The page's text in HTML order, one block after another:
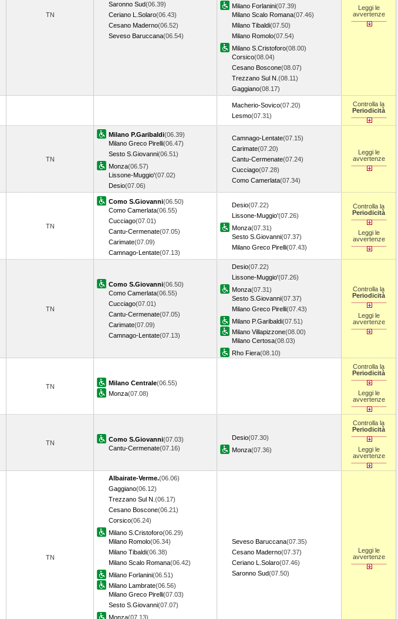
TN
Saronno Sud(06.39)
Ceriano L.Solaro(06.43)
Cesano Maderno(06.52)
Seveso Baruccana(06.54)
Milano Forlanini(07.39)
Milano Scalo Romana(07.46)
Milano Tibaldi(07.50)
Milano Romolo(07.54)
Milano S.Cristoforo(08.00)
Corsico(08.04)
Cesano Boscone(08.07)
Trezzano Sul N. (08.11)
Gaggiano(08.17)
Leggi le
avvertenze
Macherio-Sovico(07.20)
Lesmo(07.31)
Controlla la
Periodicità
TN
Milano P.Garibaldi(06.39)
Milano Greco Pirelli(06.47)
Sesto S.Giovanni(06.51)
Monza(06.57)
Lissone-Muggio'(07.02)
Desio(07.06)
Camnago-Lentate(07.15)
Carimate(07.20)
Cantu-Cermenate(07.24)
Cucciago(07.28)
Como Camerlata(07.34)
Leggi le
avvertenze
TN
Como S.Giovanni(06.50)
Como Camerlata(06.55)
Cucciago(07.01)
Cantu-Cermenate(07.05)
Carimate(07.09)
Camnago-Lentate(07.13)
Desio(07.22)
Lissone-Muggio'(07.26)
Monza(07.31)
Sesto S.Giovanni(07.37)
Milano Greco Pirelli(07.43)
Controlla la
Periodicità
Leggi le
avvertenze
TN
Como S.Giovanni(06.50)
Como Camerlata(06.55)
Cucciago(07.01)
Cantu-Cermenate(07.05)
Carimate(07.09)
Camnago-Lentate(07.13)
Desio(07.22)
Lissone-Muggio'(07.26)
Monza(07.31)
Sesto S.Giovanni(07.37)
Milano Greco Pirelli(07.43)
Milano P.Garibaldi(07.51)
Milano Villapizzone(08.00)
Milano Certosa(08.03)
Rho Fiera(08.10)
Controlla la
Periodicità
Leggi le
avvertenze
TN Milano Centrale(06.55)
Monza(07.08)
Controlla la
Periodicità
Leggi le
avvertenze
TN Como S.Giovanni(07.03)
Cantu-Cermenate(07.16)
Desio(07.30)
Monza(07.36)
Controlla la
Periodicità
Leggi le
avvertenze
TN
Albairate-Verme.(06.06)
Gaggiano(06.12)
Trezzano Sul N. (06.17)
Cesano Boscone(06.21)
Corsico(06.24)
Milano S.Cristoforo(06.29)
Milano Romolo(06.34)
Milano Tibaldi(06.38)
Milano Scalo Romana(06.42)
Milano Forlanini(06.51)
Milano Lambrate(06.56)
Milano Greco Pirelli(07.03)
Sesto S.Giovanni(07.07)
Monza(07.13)
Seveso Baruccana(07.35)
Cesano Maderno(07.37)
Ceriano L.Solaro(07.46)
Saronno Sud(07.50)
Leggi le
avvertenze